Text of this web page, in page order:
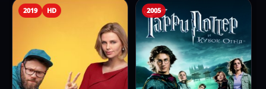
2019 HD 2005